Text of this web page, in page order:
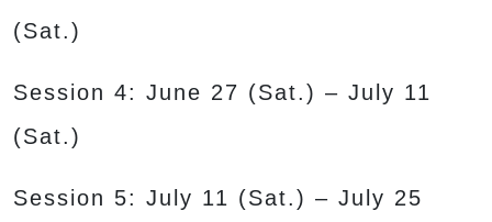
(Sat.)
Session 4: June 27 (Sat.) – July 11
(Sat.)
Session 5: July 11 (Sat.) – July 25